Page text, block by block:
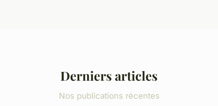
Derniers articles
Nos publications récentes